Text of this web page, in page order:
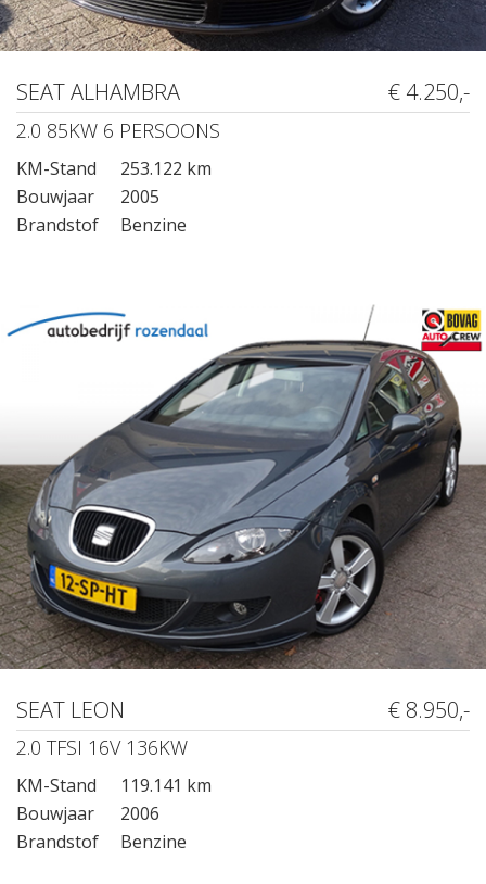
SEAT ALHAMBRA € 4.250,-
2.0 85KW 6 PERSOONS
KM-Stand
253.122 km
Bouwjaar
2005
Brandstof
Benzine
SEAT LEON € 8.950,-
2.0 TFSI 16V 136KW
KM-Stand
119.141 km
Bouwjaar
2006
Brandstof
Benzine